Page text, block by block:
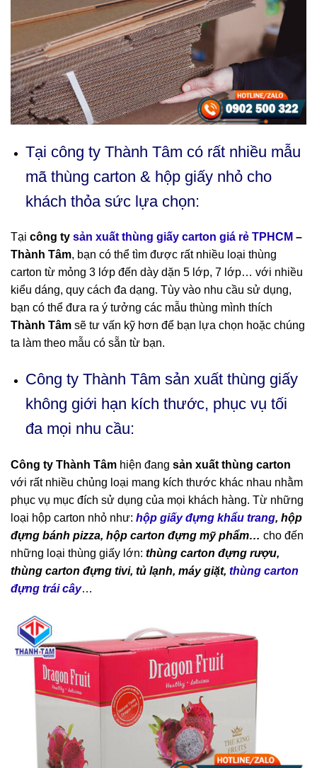
Tại công ty Thành Tâm có rất nhiều mẫu
mã thùng carton & hộp giấy nhỏ cho
khách thỏa sức lựa chọn:
Tại công ty sản xuất thùng giấy carton giá rẻ TPHCM –
Thành Tâm, bạn có thể tìm được rất nhiều loại thùng
carton từ mỏng 3 lớp đến dày dặn 5 lớp, 7 lớp… với nhiều
kiểu dáng, quy cách đa dạng. Tùy vào nhu cầu sử dụng,
bạn có thể đưa ra ý tưởng các mẫu thùng mình thích
Thành Tâm sẽ tư vấn kỹ hơn để bạn lựa chọn hoặc chúng
ta làm theo mẫu có sẵn từ bạn.
Công ty Thành Tâm sản xuất thùng giấy
không giới hạn kích thước, phục vụ tối
đa mọi nhu cầu:
Công ty Thành Tâm hiện đang sản xuất thùng carton
với rất nhiều chủng loại mang kích thước khác nhau nhằm
phục vụ mục đích sử dụng của mọi khách hàng. Từ những
loại hộp carton nhỏ như: hộp giấy đựng khẩu trang, hộp
đựng bánh pizza, hộp carton đựng mỹ phẩm… cho đến
những loại thùng giấy lớn: thùng carton đựng rượu,
thùng carton đựng tivi, tủ lạnh, máy giặt, thùng carton
đựng trái cây…